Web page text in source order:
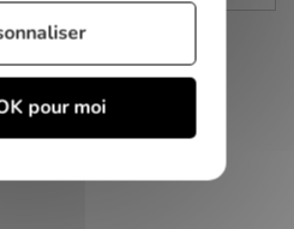
pour moi